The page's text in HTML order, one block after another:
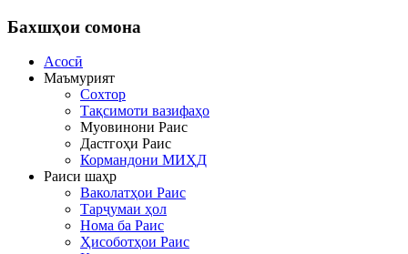
Бахшҳои сомона
Асосӣ
Маъмурият
Сохтор
Тақсимоти вазифаҳо
Муовинони Раис
Дастгоҳи Раис
Кормандони МИҲД
Раиси шаҳр
Ваколатҳои Раис
Тарҷумаи ҳол
Нома ба Раис
Ҳисоботҳои Раис